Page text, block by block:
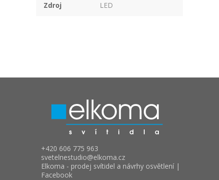
Zdroj LED
+420 606 775 963
svetelnestudio
elkoma.cz
Elkoma - prodej svítidel a návrhy osvětlení |
Facebook